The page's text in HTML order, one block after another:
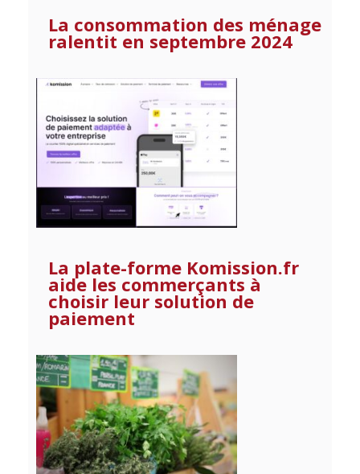
La consommation des ménage
ralentit en septembre 2024
La plate-forme Komission.fr
aide les commerçants à
choisir leur solution de
paiement